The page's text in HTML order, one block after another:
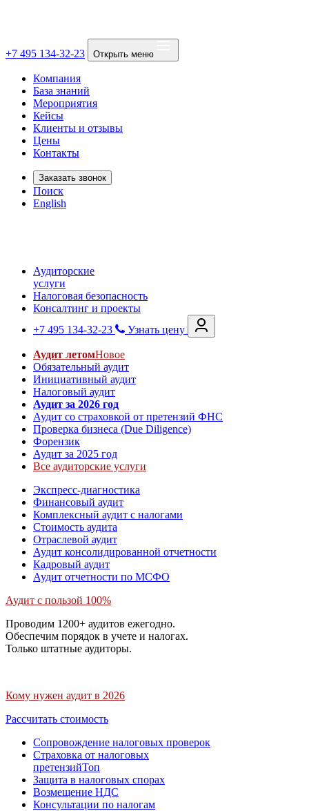
+7 495 134-32-23 Открыть меню
Компания
База знаний
Мероприятия
Кейсы
Клиенты и отзывы
Цены
Контакты
Заказать звонок
Поиск
English
Аудиторские
услуги
Налоговая безопасность
Консалтинг и проекты
+7 495 134-32-23
Узнать цену
Аудит летомНовое
Обязательный аудит
Инициативный аудит
Налоговый аудит
Аудит за 2026 год
Аудит со страховкой от претензий ФНС
Проверка бизнеса (Due Diligence)
Форензик
Аудит за 2025 год
Все аудиторские услуги
Экспресс-диагностика
Финансовый аудит
Комплексный аудит с налогами
Стоимость аудита
Отраслевой аудит
Аудит консолидированной отчетности
Кадровый аудит
Аудит отчетности по МСФО
Аудит с пользой 100%
Проводим 1200+ аудитов ежегодно.
Обеспечим порядок в учете и налогах.
Только штатные аудиторы.
Кому нужен аудит в 2026
Рассчитать стоимость
Сопровождение налоговых проверок
Страховка от налоговых
претензийТоп
Защита в налоговых спорах
Возмещение НДС
Консультации по налогам